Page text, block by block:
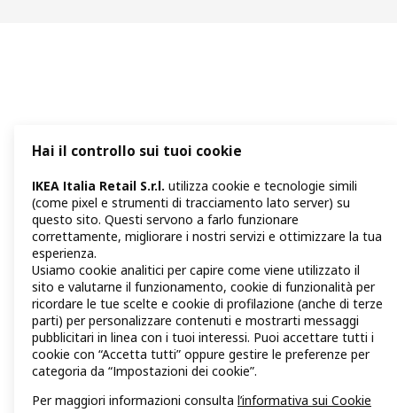
Hai il controllo sui tuoi cookie
IKEA Italia Retail S.r.l. utilizza cookie e tecnologie simili
(come pixel e strumenti di tracciamento lato server) su
questo sito. Questi servono a farlo funzionare
correttamente, migliorare i nostri servizi e ottimizzare la tua
esperienza.
Usiamo cookie analitici per capire come viene utilizzato il
sito e valutarne il funzionamento, cookie di funzionalità per
ricordare le tue scelte e cookie di profilazione (anche di terze
parti) per personalizzare contenuti e mostrarti messaggi
pubblicitari in linea con i tuoi interessi. Puoi accettare tutti i
cookie con “Accetta tutti” oppure gestire le preferenze per
categoria da “Impostazioni dei cookie”.
Per maggiori informazioni consulta l’informativa sui Cookie